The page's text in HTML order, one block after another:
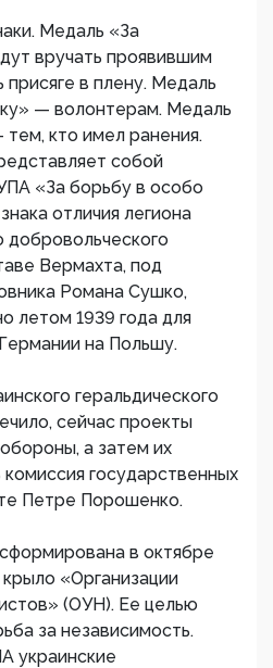
Медаль «За
вручать проявившим
в плену. Медаль
— волонтерам. Медаль
кто имел ранения.
собой
«За борьбу в особо
отличия легиона
Вермахта, под
Романа Сушко,
летом 1939 года для
на Польшу.
геральдического
сейчас проекты
а затем их
государственных
Петре Порошенко.
в октябре
«Организации
(ОУН). Ее целью
за независимость.
украинские